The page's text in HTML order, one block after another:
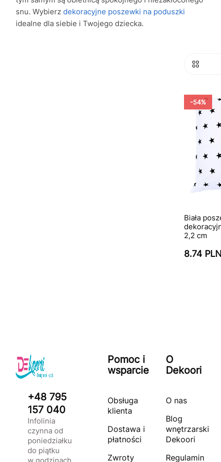
snu. Wybierz dekoracyjne poszewki na poduszki
idealne dla siebie i Twojego dziecka.
-54%
Biała
2,2 cm
8.74
+48 795
157 040
Infolinia
czynna od
poniedziałku
do piątku
Pomoc i
wsparcie
Obsługa
klienta
Dostawa i
płatności
Zwroty
O
Dekoori
O nas
Blog
wnętrzarski
Dekoori
Regulamin